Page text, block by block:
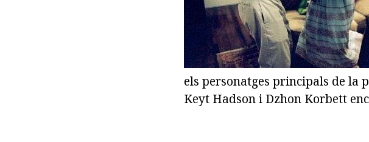
els personatges principals de la
Keyt Hadson i Dzhon Korbett